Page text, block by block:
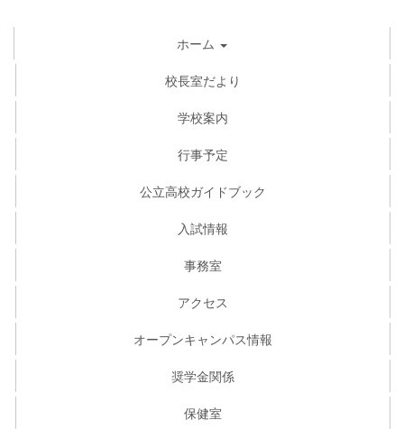
ホーム
校長室だより
学校案内
行事予定
公立高校ガイドブック
入試情報
事務室
アクセス
オープンキャンパス情報
奨学金関係
保健室